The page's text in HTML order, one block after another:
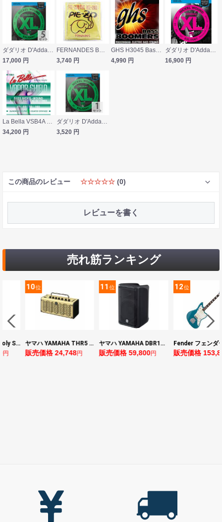
17,000 円
3,740 円
GHS H3045 Bass Boomers Heavy エレキベース弦
4,990 円
16,900 円
34,200 円
3,520 円
この商品のレビュー ☆☆☆☆☆ (0)
レビューを書く
売れ筋ランキング
ヤマハ YAMAHA THR5 コンパクトギターアンプ 小型アンプ
販売価格 24,748円
ヤマハ YAMAHA DBR10 パワードスピーカー
販売価格 59,800円
12
Fender フェンダー Made in Japan Traditional Late 60s Jazzmaster RW Ocean Turquoise Metallic エレキギター
販売価格 153,896円